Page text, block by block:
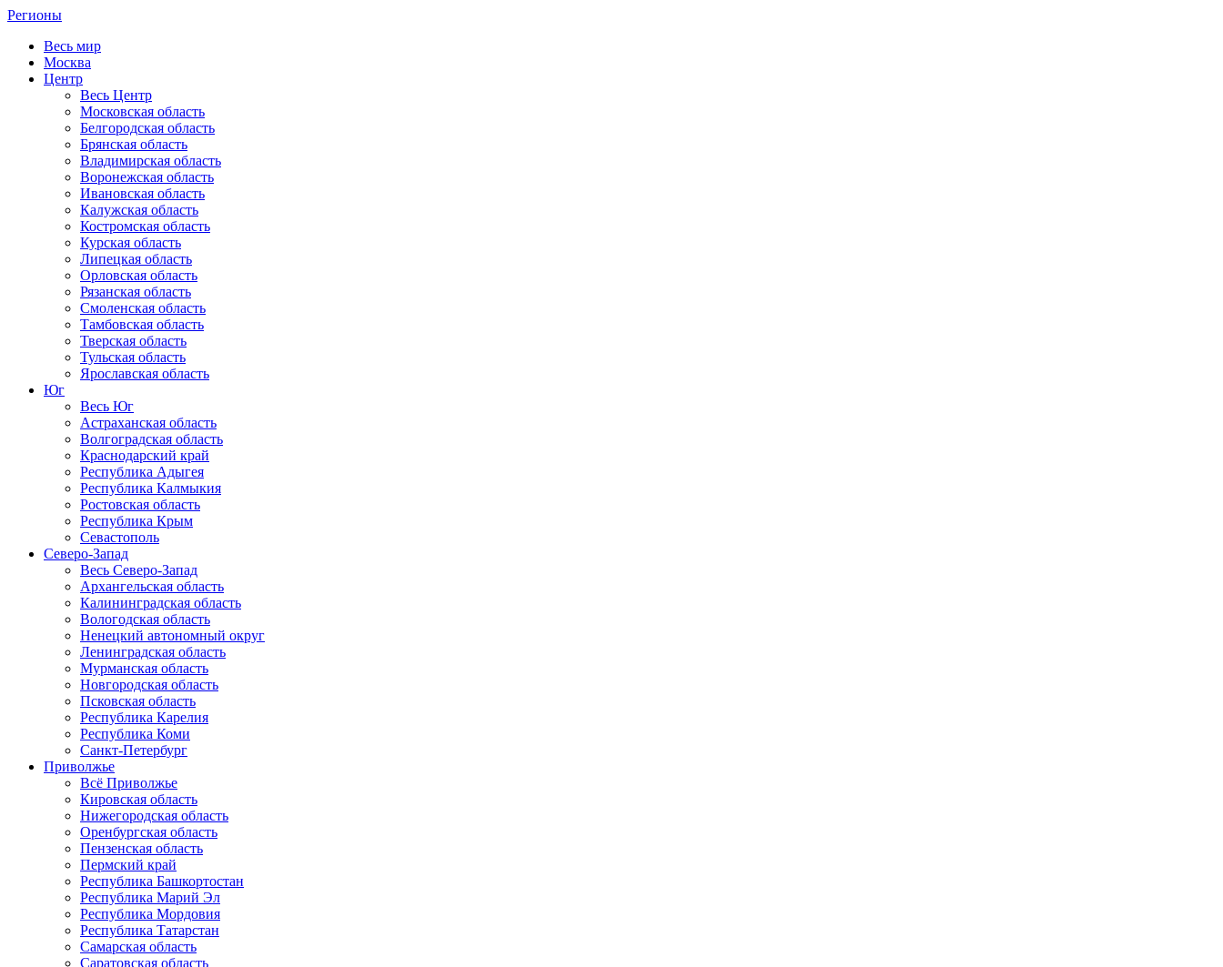
Регионы
Весь мир
Москва
Центр
Весь Центр
Московская область
Белгородская область
Брянская область
Владимирская область
Воронежская область
Ивановская область
Калужская область
Костромская область
Курская область
Липецкая область
Орловская область
Рязанская область
Смоленская область
Тамбовская область
Тверская область
Тульская область
Ярославская область
Юг
Весь Юг
Астраханская область
Волгоградская область
Краснодарский край
Республика Адыгея
Республика Калмыкия
Ростовская область
Республика Крым
Севастополь
Северо-Запад
Весь Северо-Запад
Архангельская область
Калининградская область
Вологодская область
Ненецкий автономный округ
Ленинградская область
Мурманская область
Новгородская область
Псковская область
Республика Карелия
Республика Коми
Санкт-Петербург
Приволжье
Всё Приволжье
Кировская область
Нижегородская область
Оренбургская область
Пензенская область
Пермский край
Республика Башкортостан
Республика Марий Эл
Республика Мордовия
Республика Татарстан
Самарская область
Саратовская область